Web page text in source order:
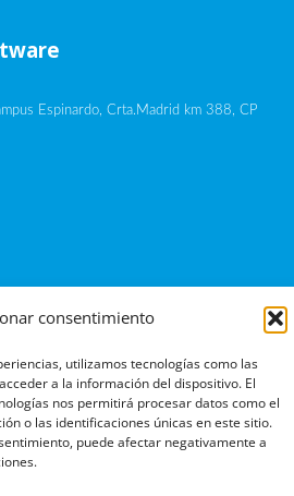
consentimiento
utilizamos tecnologías como las
a la información del dispositivo. El
nos permitirá procesar datos como el
o las identificaciones únicas en este sitio.
puede afectar negativamente a
Espinardo, Crta.Madrid km 388, CP
© 2026 Work&Track Mobile